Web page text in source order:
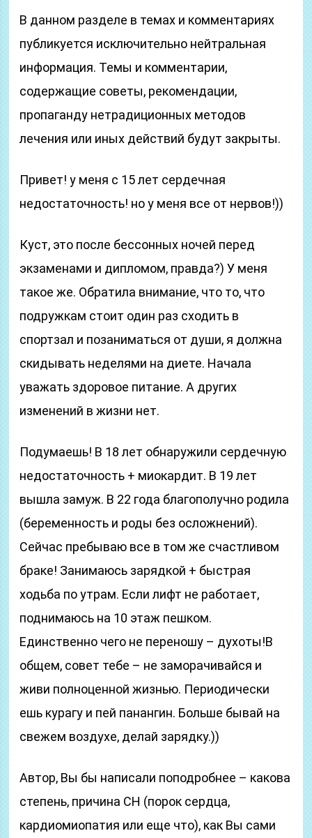
В данном разделе в темах и комментариях
публикуется исключительно нейтральная
информация. Темы и комментарии,
содержащие советы, рекомендации,
пропаганду нетрадиционных методов
лечения или иных действий будут закрыты.
Привет! у меня с 15 лет сердечная
недостаточность! но у меня все от нервов!))
Куст, это после бессонных ночей перед
экзаменами и дипломом, правда?) У меня
такое же. Обратила внимание, что то, что
подружкам стоит один раз сходить в
спортзал и позаниматься от души, я должна
скидывать неделями на диете. Начала
уважать здоровое питание. А других
изменений в жизни нет.
Подумаешь! В 18 лет обнаружили сердечную
недостаточность + миокардит. В 19 лет
вышла замуж. В 22 года благополучно родила
(беременность и роды без осложнений).
Сейчас пребываю все в том же счастливом
браке! Занимаюсь зарядкой + быстрая
ходьба по утрам. Если лифт не работает,
поднимаюсь на 10 этаж пешком.
Единственно чего не переношу – духоты!В
общем, совет тебе – не заморачивайся и
живи полноценной жизнью. Периодически
ешь курагу и пей панангин. Больше бывай на
свежем воздухе, делай зарядку.))
Автор, Вы бы написали поподробнее – какова
степень, причина СН (порок сердца,
кардиомиопатия или еще что), как Вы сами